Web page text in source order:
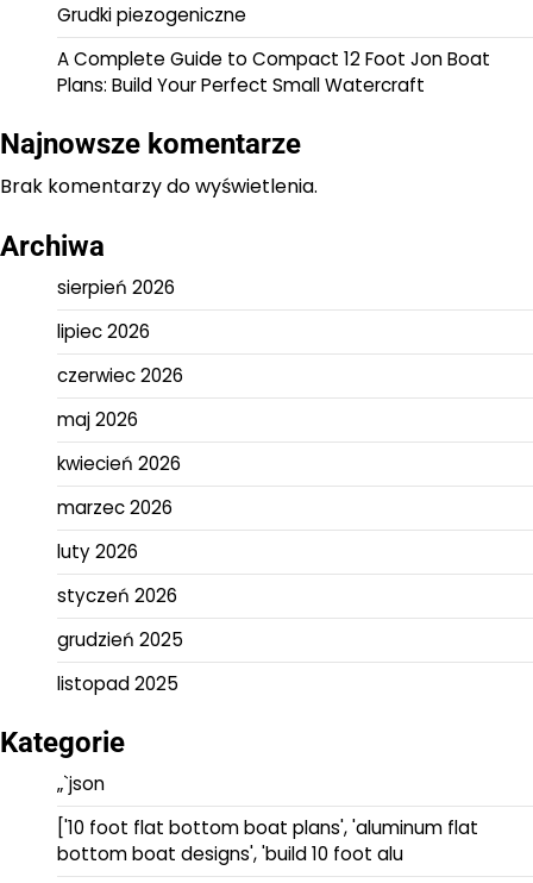
Grudki piezogeniczne
A Complete Guide to Compact 12 Foot Jon Boat
Plans: Build Your Perfect Small Watercraft
Najnowsze komentarze
Brak komentarzy do wyświetlenia.
Archiwa
sierpień 2026
lipiec 2026
czerwiec 2026
maj 2026
kwiecień 2026
marzec 2026
luty 2026
styczeń 2026
grudzień 2025
listopad 2025
Kategorie
„`json
['10 foot flat bottom boat plans', 'aluminum flat
bottom boat designs', 'build 10 foot alu